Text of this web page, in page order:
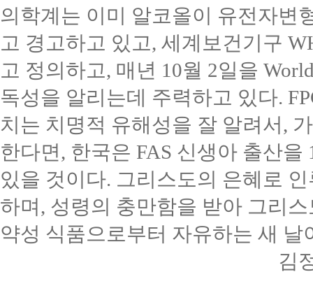
의학계는 이미 알코올이 유전자변
고 경고하고 있고, 세계보건기구
고 정의하고, 매년 10월 2일을
독성을 알리는데 주력하고 있다.
치는 치명적 유해성을 잘 알려서,
한다면, 한국은 FAS 신생아 출산을
있을 것이다. 그리스도의 은혜로
하며, 성령의 충만함을 받아 그리
약성 식품으로부터 자유하는 새
김